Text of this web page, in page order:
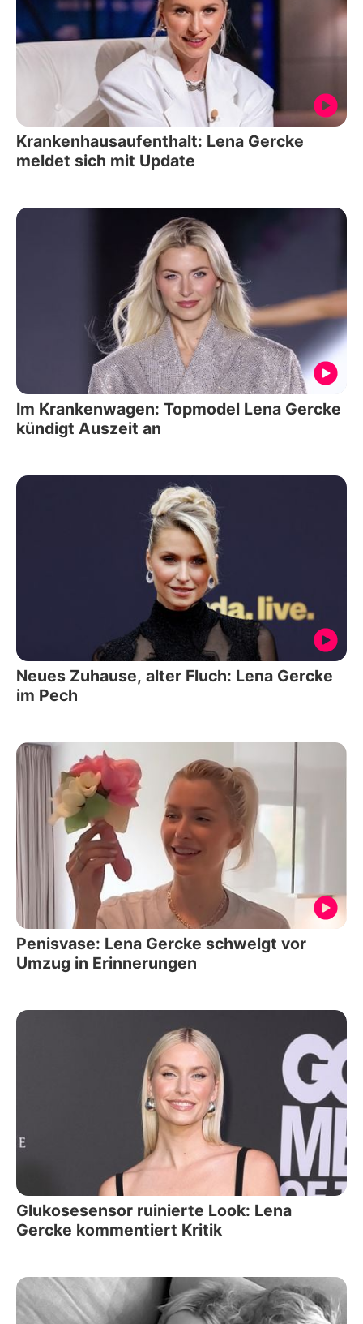
Krankenhausaufenthalt: Lena Gercke
meldet sich mit Update
Im Krankenwagen: Topmodel Lena Gercke
kündigt Auszeit an
Neues Zuhause, alter Fluch: Lena Gercke
im Pech
Penisvase: Lena Gercke schwelgt vor
Umzug in Erinnerungen
Glukosesensor ruinierte Look: Lena
Gercke kommentiert Kritik